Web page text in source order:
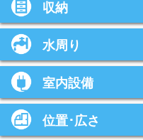
収納
水周り
室内設備
位置･広さ